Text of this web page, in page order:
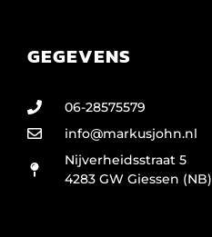
GEGEVENS
06-28575579
info@markusjohn.nl
Nijverheidsstraat 5
4283 GW Giessen (NB)